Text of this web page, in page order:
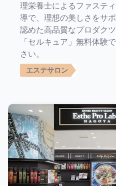
理栄養士によるファステ
導で、理想の美しさをサ
認めた高品質なプロダク
「セルキュア」無料体験
さい。
エステサロン